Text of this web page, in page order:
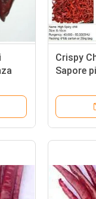
Crispy
Sapore